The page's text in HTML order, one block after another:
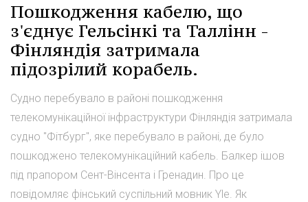
Пошкодження кабелю, що
з'єднує Гельсінкі та Таллінн -
Фінляндія затримала
підозрілий корабель.
Судно перебувало в районі пошкодження
телекомунікаційної інфраструктури Фінляндія затримала
судно "Фітбург", яке перебувало в районі, де було
пошкоджено телекомунікаційний кабель. Балкер ішов
під прапором Сент-Вінсента і Гренадин. Про це
повідомляє фінський суспільний мовник Yle. Як